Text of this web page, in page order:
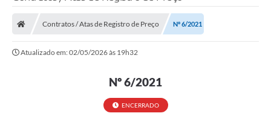
Contratos / Atas de Registro de Preço Nº 6/2021
Atualizado em: 02/05/2026 às 19h32
Nº 6/2021
ENCERRADO